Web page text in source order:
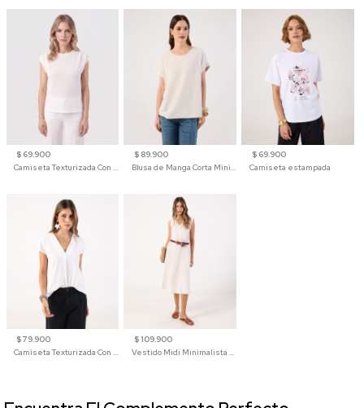
$ 69.900
$ 89.900
$ 69.900
Camiseta estampada
$ 79.900
$ 109.900